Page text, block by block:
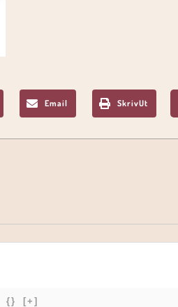
Email SkrivUt
{} [+]